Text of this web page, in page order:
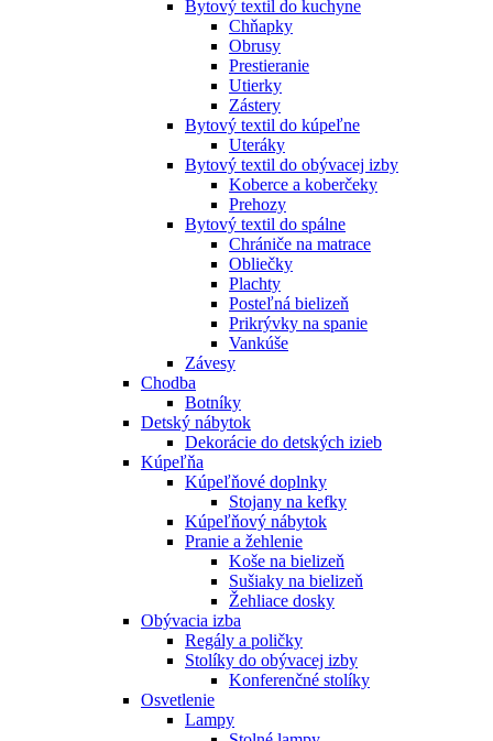
Bytový textil do kuchyne
Chňapky
Obrusy
Prestieranie
Utierky
Zástery
Bytový textil do kúpeľne
Uteráky
Bytový textil do obývacej izby
Koberce a koberčeky
Prehozy
Bytový textil do spálne
Chrániče na matrace
Obliečky
Plachty
Posteľná bielizeň
Prikrývky na spanie
Vankúše
Závesy
Chodba
Botníky
Detský nábytok
Dekorácie do detských izieb
Kúpeľňa
Kúpeľňové doplnky
Stojany na kefky
Kúpeľňový nábytok
Pranie a žehlenie
Koše na bielizeň
Sušiaky na bielizeň
Žehliace dosky
Obývacia izba
Regály a poličky
Stolíky do obývacej izby
Konferenčné stolíky
Osvetlenie
Lampy